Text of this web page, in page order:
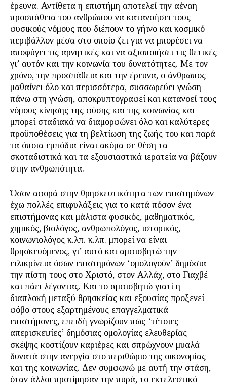
έρευνα. Αντίθετα η επιστήμη αποτελεί την αέναη
προσπάθεια του ανθρώπου να κατανοήσει τους
φυσικούς νόμους που διέπουν το γήινο και κοσμικό
περιβάλλον μέσα στο οποίο ζει για να μπορέσει να
αποφύγει τις αρνητικές και να αξιοποιήσει τις θετικές
γι’ αυτόν και την κοινωνία του δυνατότητες. Με τον
χρόνο, την προσπάθεια και την έρευνα, ο άνθρωπος
μαθαίνει όλο και περισσότερα, συσσωρεύει γνώση
πάνω στη γνώση, αποκρυπτογραφεί και κατανοεί τους
νόμους κίνησης της φύσης και της κοινωνίας και
μπορεί σταδιακά να διαμορφώνει όλο και καλύτερες
προϋποθέσεις για τη βελτίωση της ζωής του και παρά
τα όποια εμπόδια είναι ακόμα σε θέση τα
σκοταδιστικά και τα εξουσιαστικά ιερατεία να βάζουν
στην ανθρωπότητα.
Όσον αφορά στην θρησκευτικότητα των επιστημόνων
έχω πολλές επιφυλάξεις για το κατά πόσον ένα
επιστήμονας και μάλιστα φυσικός, μαθηματικός,
χημικός, βιολόγος, ανθρωπολόγος, ιστορικός,
κοινωνιολόγος κ.λπ. κ.λπ. μπορεί να είναι
θρησκευόμενος, γι’ αυτό και αμφισβητώ την
ειλικρίνεια όσων επιστημόνων ‘ομολογούν’ δημόσια
την πίστη τους στο Χριστό, στον Αλλάχ, στο Γιαχβέ
και πάει λέγοντας. Και το αμφισβητώ γιατί η
διαπλοκή μεταξύ θρησκείας και εξουσίας προξενεί
φόβο στους εξαρτημένους επαγγελματικά
επιστήμονες, επειδή γνωρίζουν πως ‘τέτοιες
απερισκεψίες’ δημόσιας ομολογίας ελευθερίας
σκέψης κοστίζουν καριέρες και σπρώχνουν μυαλά
δυνατά στην ανεργία στο περιθώριο της οικονομίας
και της κοινωνίας. Δεν συμφωνώ με αυτή την στάση,
όταν άλλοι προτίμησαν την πυρά, το εκτελεστικό